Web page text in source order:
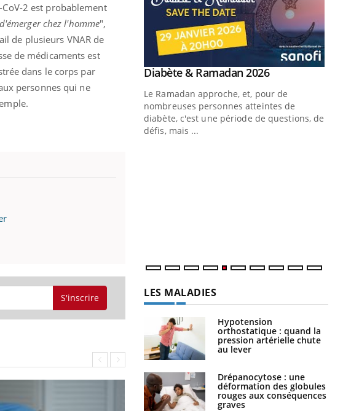
CoV-2 est probablement
chez l'homme",
de plusieurs VNAR de
de médicaments est
dans le corps par
personnes qui ne
S'inscrire
des Mains : se
pour l’été !Youtube
et avec lui, un tout nouveau
Youtube
Diabète & Ramadan 2026Youtube
Le Ramadan approche, et, pour de
nombreuses personnes atteintes de
diabète, c'est une période de questions, de
défis, mais ...
LES MALADIES
Hypotension
orthostatique : quand la
pression artérielle chute
au lever
Drépanocytose : une
déformation des globules
rouges aux conséquences
graves